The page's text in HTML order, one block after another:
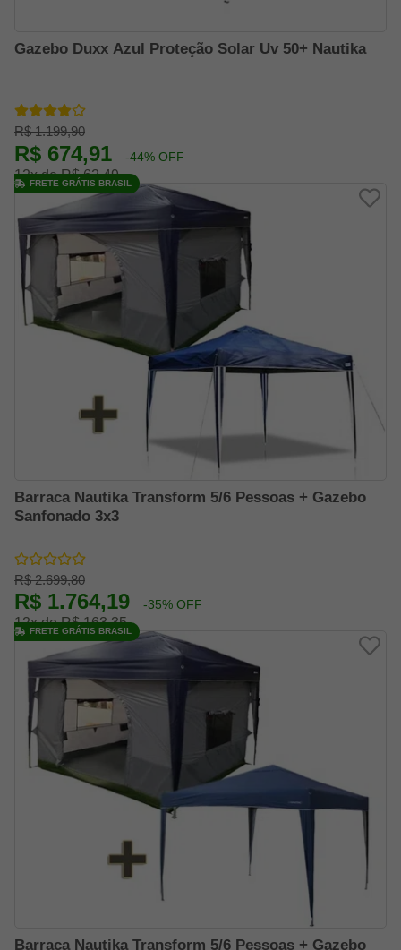
Gazebo Duxx Azul Proteção Solar Uv 50+ Nautika
R$ 1.199,90
R$ 674,91 -44% OFF
12x de R$ 62,49
Barraca Nautika Transform 5/6 Pessoas + Gazebo
Sanfonado 3x3
R$ 2.699,80
R$ 1.764,19 -35% OFF
12x de R$ 163,35
FRETE GRÁTIS BRASIL
Barraca Nautika Transform 5/6 Pessoas + Gazebo
FRETE GRÁTIS BRASIL